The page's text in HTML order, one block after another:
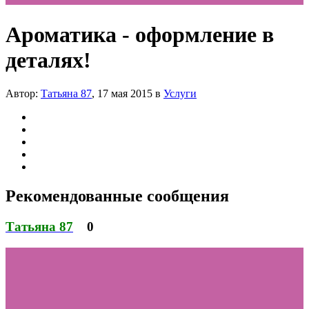
Ароматика - оформление в
деталях!
Автор: Татьяна 87, 17 мая 2015 в Услуги
Рекомендованные сообщения
Татьяна 87 0